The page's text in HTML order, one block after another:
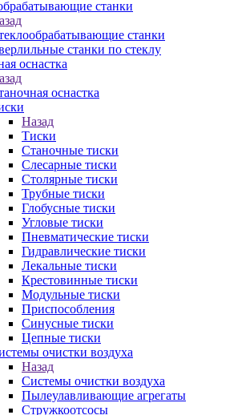
станки
станки
станки по стеклу
оснастка
оснастка
Назад
Тиски
Станочные тиски
Слесарные тиски
Столярные тиски
Трубные тиски
Глобусные тиски
Угловые тиски
Пневматические тиски
Гидравлические тиски
Лекальные тиски
Крестовинные тиски
Модульные тиски
Приспособления
Синусные тиски
Цепные тиски
очистки воздуха
Назад
Системы очистки воздуха
Пылеулавливающие агрегаты
Стружкоотсосы